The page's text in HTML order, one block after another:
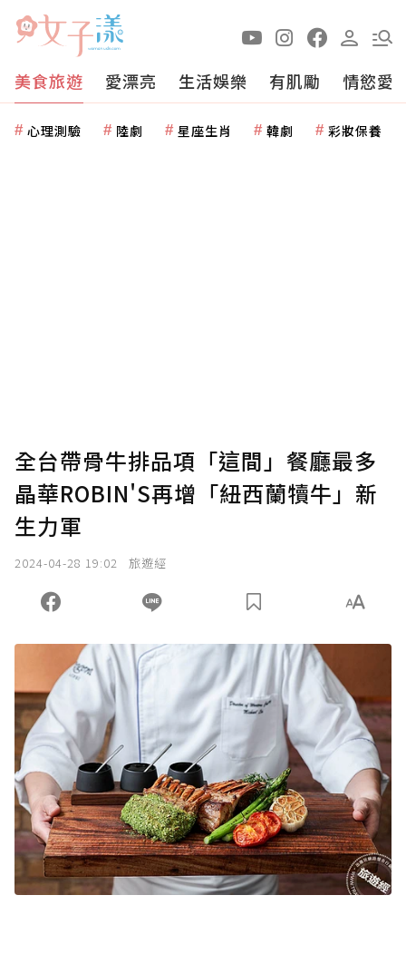
美食旅遊 愛漂亮 生活娛樂 有肌勵 情慾愛
心理測驗 陸劇 星座生肖 韓劇 彩妝保養
全台帶骨牛排品項「這間」餐廳最多
晶華ROBIN'S再增「紐西蘭犢牛」新
生力軍
2024-04-28 19:02 旅遊經